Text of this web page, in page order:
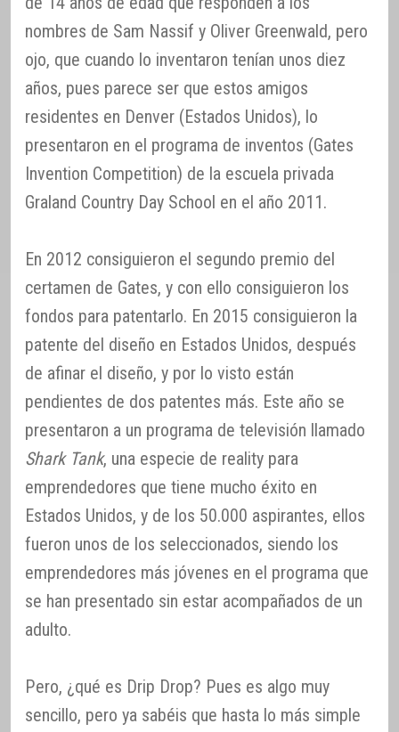
nombres de Sam Nassif y Oliver Greenwald, pero
ojo, que cuando lo inventaron tenían unos diez
años, pues parece ser que estos amigos
residentes en Denver (Estados Unidos), lo
presentaron en el programa de inventos (Gates
Invention Competition) de la escuela privada
Graland Country Day School en el año 2011.
En 2012 consiguieron el segundo premio del
certamen de Gates, y con ello consiguieron los
fondos para patentarlo. En 2015 consiguieron la
patente del diseño en Estados Unidos, después
de afinar el diseño, y por lo visto están
pendientes de dos patentes más. Este año se
presentaron a un programa de televisión llamado
Shark Tank, una especie de reality para
emprendedores que tiene mucho éxito en
Estados Unidos, y de los 50.000 aspirantes, ellos
fueron unos de los seleccionados, siendo los
emprendedores más jóvenes en el programa que
se han presentado sin estar acompañados de un
adulto.
Pero, ¿qué es Drip Drop? Pues es algo muy
sencillo, pero ya sabéis que hasta lo más simple